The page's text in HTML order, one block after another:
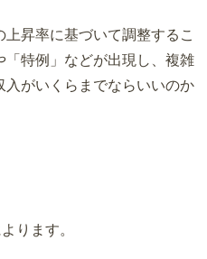
昇率に基づいて調整するこ
特例」などが出現し、複雑
がいくらまでならいいのか
ります。